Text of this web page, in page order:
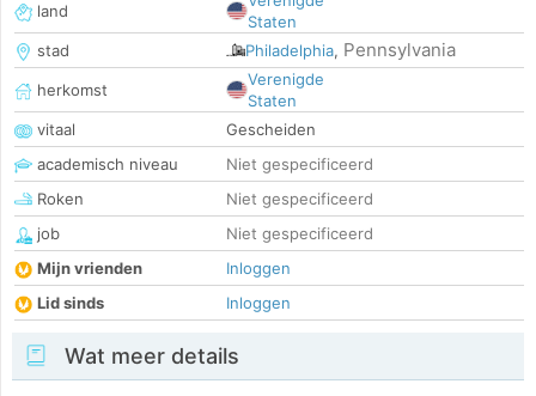
land
Staten
stad
Philadelphia, Pennsylvania
herkomst
Verenigde
Staten
vitaal
Gescheiden
academisch niveau
Niet gespecificeerd
Roken
Niet gespecificeerd
job
Niet gespecificeerd
Mijn vrienden
Inloggen
Lid sinds
Inloggen
Wat meer details